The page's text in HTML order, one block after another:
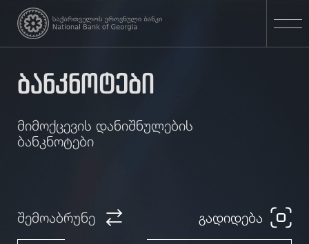
ბანკნოტები
მიმოქცევის დანიშნულების
ბანკნოტები
შემოაბრუნე გადიდება